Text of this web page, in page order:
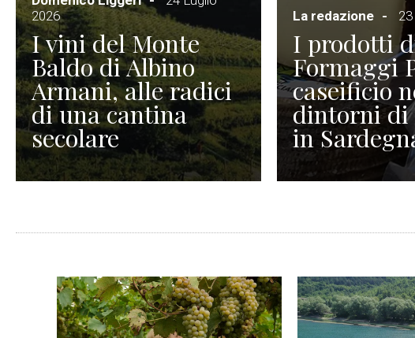
2026
I vini del Monte
Baldo di Albino
Armani, alle radici
di una cantina
secolare
La redazione
I prodotti
Formaggi
caseificio
dintorni di
in